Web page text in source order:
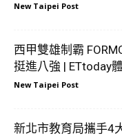
New Taipei Post
西甲雙雄制霸
挺進八強 | ETtoday
New Taipei Post
新北市教育局攜手4